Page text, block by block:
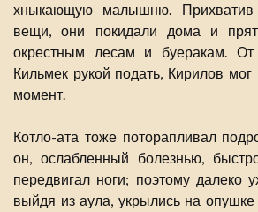
хныкающую малышню. Прихватив
вещи, они покидали дома и
окрестным лесам и буеракам.
Кильмек рукой подать, Кирилов
момент.
Котло-ата тоже поторапливал
он, ослабленный болезнью,
передвигал ноги; поэтому далеко
выйдя из аула, укрылись на опушке